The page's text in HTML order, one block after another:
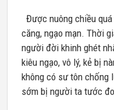
Được nuông chiều
căng, ngạo mạn. Thời
người đời khinh ghét
kiêu ngạo, vô lý, kẻ bị
không có sư tôn chống
sớm bị người ta tước